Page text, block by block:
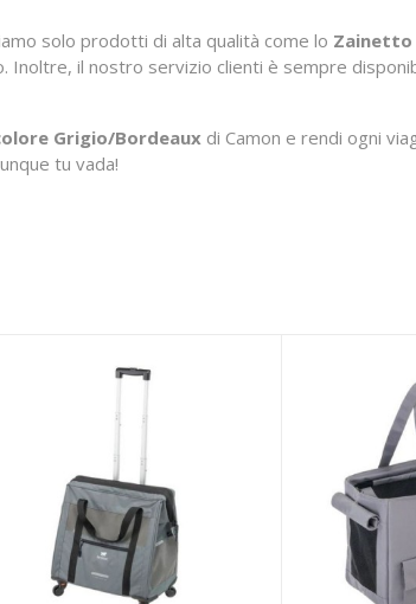
solo prodotti di alta qualità come lo
il nostro servizio clienti è sempre
Grigio/Bordeaux di Camon e rendi ogni
tu vada!